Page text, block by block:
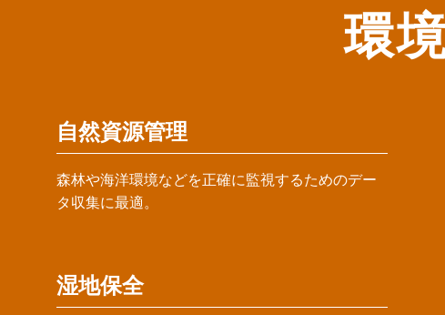
環
自然資源管理
森林や海洋環境などを正確に監視するためのデー
タ収集に最適。
湿地保全